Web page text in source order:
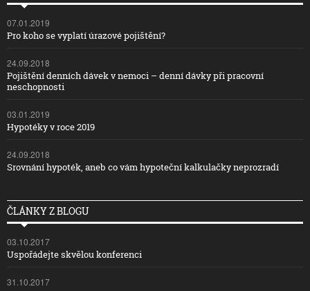
07.01.2019
Pro koho se vyplatí úrazové pojištění?
24.09.2018
Pojištění denních dávek v nemoci – denní dávky při pracovní
neschopnosti
03.01.2019
Hypotéky v roce 2019
24.09.2018
Srovnání hypoték, aneb co vám hypoteční kalkulačky neprozradí
ČLÁNKY Z BLOGU
03.10.2017
Uspořádejte skvělou konferenci
31.10.2017